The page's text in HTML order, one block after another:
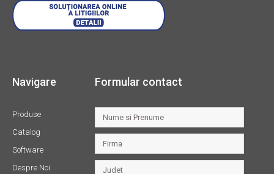
Navigare
Produse
Catalog
Software
Despre Noi
Formular contact